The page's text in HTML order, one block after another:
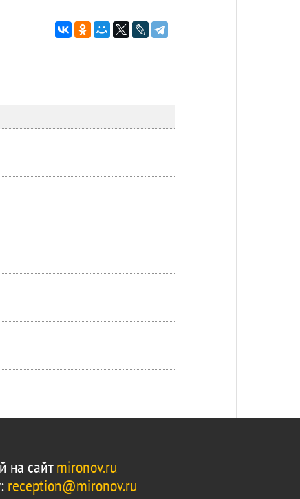
на сайтmironov.ru
reception@mironov.ru